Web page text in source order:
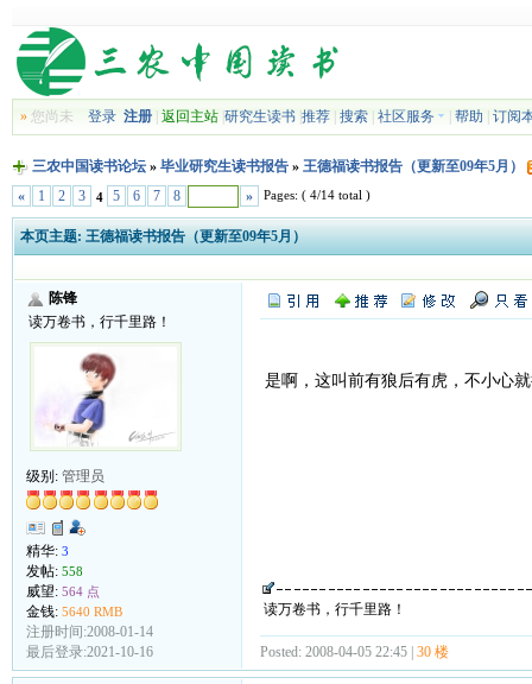
»您尚未 登录 注册| 返回主站| 研究生读书| 推荐| 搜索| 社区服务 帮助 订阅
三农中国读书论坛» 毕业研究生读书报告» 王德福读书报告（更新至09年5月）
«
1 2 3 4 5 6 7 8 » Pages: ( 4/14 total )
本页主题: 王德福读书报告（更新至09年5月）
陈锋
读万卷书，行千里路！
级别: 管理员
精华: 3
发帖: 558
威望: 564 点
金钱: 5640 RMB
注册时间:2008-01-14
最后登录:2021-10-16
是啊，这叫前有狼后有虎，不小心
读万卷书，行千里路！
Posted: 2008-04-05 22:45 | 30 楼